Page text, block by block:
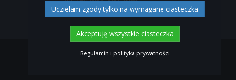
Udzielam zgody tylko na wymagane ciasteczka
Akceptuję wszystkie ciasteczka
Regulamin i polityka prywatności